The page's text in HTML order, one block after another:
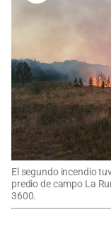
El segundo incendio
predio de campo La
3600.